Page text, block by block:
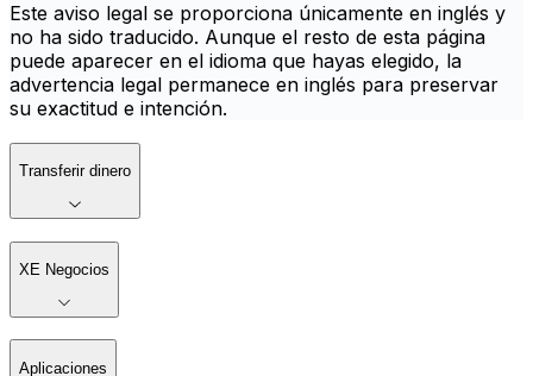
Este aviso legal se proporciona únicamente en inglés y
no ha sido traducido. Aunque el resto de esta página
puede aparecer en el idioma que hayas elegido, la
advertencia legal permanece en inglés para preservar
su exactitud e intención.
Transferir dinero
XE Negocios
Aplicaciones